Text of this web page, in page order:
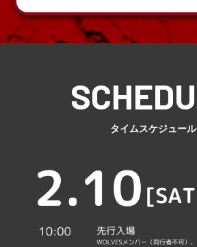
タイムスケジュール